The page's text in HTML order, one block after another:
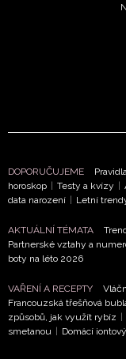
DOPORUČUJEME
horoskop | Testy a kvízy |
data narození | Letní
AKTUÁLNÍ TÉMATA
Partnerské vztahy a
boty na léto 2026
VAŘENÍ A RECEPTY
Francouzská třešňová
způsobů, jak využít rybíz |
smetanou | Domácí